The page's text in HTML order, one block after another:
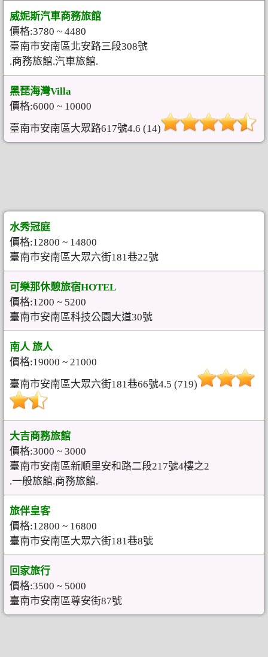
威妮斯汽車商務旅館
價格:3780 ~ 4480
臺南市安南區北安路三段308號
.商務旅館.汽車旅館.
黑琵海灣Villa
價格:6000 ~ 10000
臺南市安南區大眾路617號4.6 (14)
水秀冠庭
價格:12800 ~ 14800
臺南市安南區大眾六街181巷22號
可樂那休憩旅宿HOTEL
價格:1200 ~ 5200
臺南市安南區科技公園大道30號
南人 旅人
價格:19000 ~ 21000
臺南市安南區大眾六街181巷66號4.5 (719)
大吉商務旅館
價格:3000 ~ 3000
臺南市安南區新順里安和路二段217號4樓之2
.一般旅館.商務旅館.
旅伴皇客
價格:12800 ~ 16800
臺南市安南區大眾六街181巷8號
回家旅行
價格:3500 ~ 5000
臺南市安南區尊安街87號